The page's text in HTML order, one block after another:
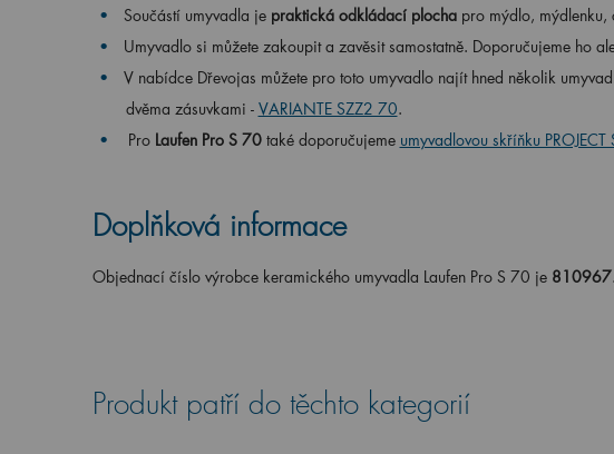
Součástí umyvadla je praktická odkládací plochapro mýdlo, mýdlenku,
Umyvadlo si můžete zakoupit a zavěsit samostatně. Doporučujeme ho
V nabídce Dřevojas můžete pro toto umyvadlo najít hned několik
dvěma zásuvkami - VARIANTE SZZ2 70.
Pro Laufen Pro S 70také doporučujeme umyvadlovou skříňku
Doplňková informace
Objednací číslo výrobce keramického umyvadla Laufen Pro S 70 je 810967.
Produkt patří do těchto kategorií